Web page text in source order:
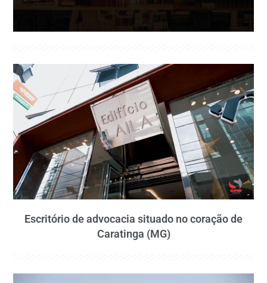
Escritório de advocacia situado no coração de
Caratinga (MG)